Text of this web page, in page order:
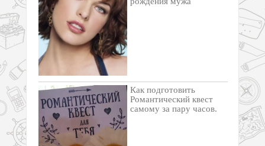
Как подготовить
Романтический квест
самому за пару часов.